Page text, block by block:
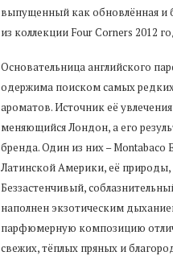
выпущенный как обновлённая и
из коллекции Four Corners 2012
Основательница английского
одержима поиском самых
ароматов. Источник её
меняющийся Лондон, а его
бренда. Один из них –
Латинской Америки, её
Беззастенчивый,
наполнен экзотическим
парфюмерную композицию
свежих, тёплых пряных и